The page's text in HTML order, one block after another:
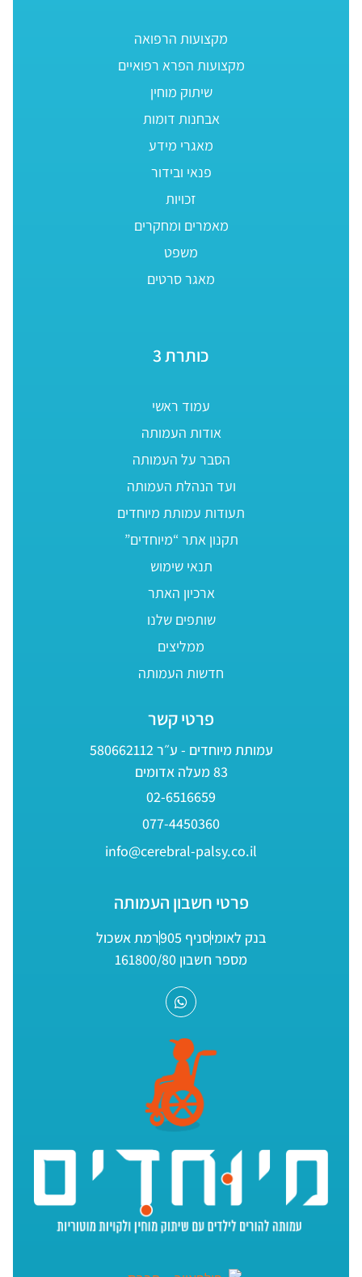
מקצועות הרפואה
מקצועות הפרא רפואיים
שיתוק מוחין
אבחנות דומות
מאגרי מידע
פנאי ובידור
זכויות
מאמרים ומחקרים
משפט
מאגר סרטים
כותרת 3
עמוד ראשי
אודות העמותה
הסבר על העמותה
ועד הנהלת העמותה
תעודות עמותת מיוחדים
תקנון אתר “מיוחדים”
תנאי שימוש
ארכיון האתר
שותפים שלנו
ממליצים
חדשות העמותה
פרטי קשר
עמותת מיוחדים - ע״ר 580662112
83 מעלה אדומים
02-6516659
077-4450360
info@cerebral-palsy.co.il
פרטי חשבון העמותה
בנק לאומיסניף 905
רמת אשכול
מספר חשבון 161800/80